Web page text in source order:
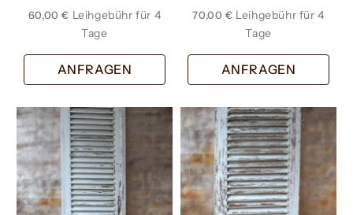
60,00€
ANFRAGEN
weiss
70,00 €
ANFRAGEN